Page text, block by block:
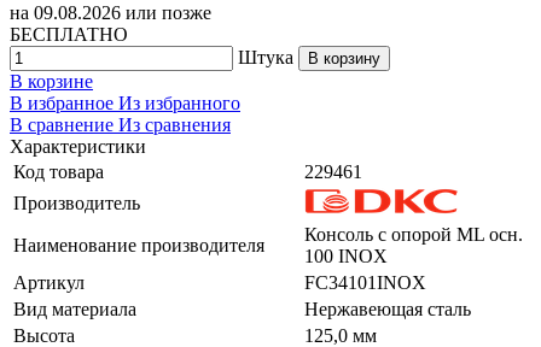
на 09.08.2026 или позже
БЕСПЛАТНО
Штука
В корзину
В корзине
В избранное Из избранного
В сравнение Из сравнения
Характеристики
Код товара
229461
Производитель
Наименование производителя
Консоль с опорой ML осн.
100 INOX
Артикул
FC34101INOX
Вид материала
Нержавеющая сталь
Высота
125,0 мм